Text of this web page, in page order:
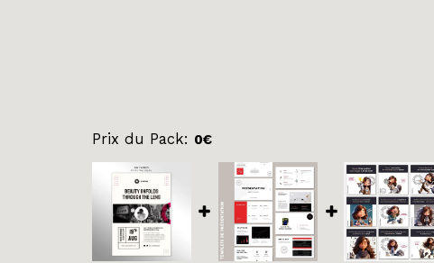
Prix ​​du Pack: 0€